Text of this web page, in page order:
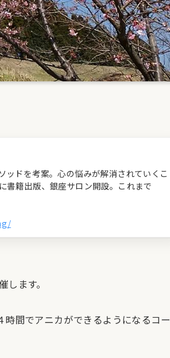
ドを考案。心の悩みが解消されていくこ
書籍出版、銀座サロン開設。これまで
ます。
間でアニカができるようになるコー